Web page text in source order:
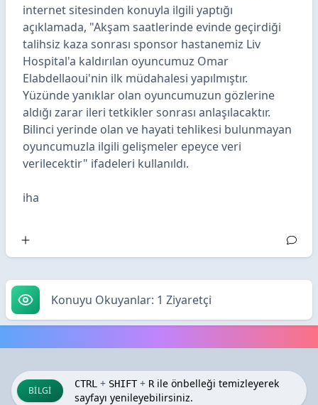
internet sitesinden konuyla ilgili yaptığı
açıklamada, "Akşam saatlerinde evinde geçirdiği
talihsiz kaza sonrası sponsor hastanemiz Liv
Hospital'a kaldırılan oyuncumuz Omar
Elabdellaoui'nin ilk müdahalesi yapılmıştır.
Yüzünde yanıklar olan oyuncumuzun gözlerine
aldığı zarar ileri tetkikler sonrası anlaşılacaktır.
Bilinci yerinde olan ve hayati tehlikesi bulunmayan
oyuncumuzla ilgili gelişmeler epeyce veri
verilecektir" ifadeleri kullanıldı.
iha
Konuyu Okuyanlar: 1 Ziyaretçi
BILGI
CTRL + SHIFT + Rile önbelleği temizleyerek
sayfayı yenileyebilirsiniz.